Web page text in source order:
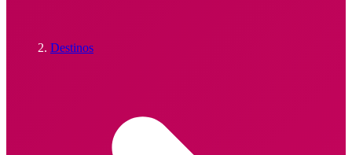
Destinos